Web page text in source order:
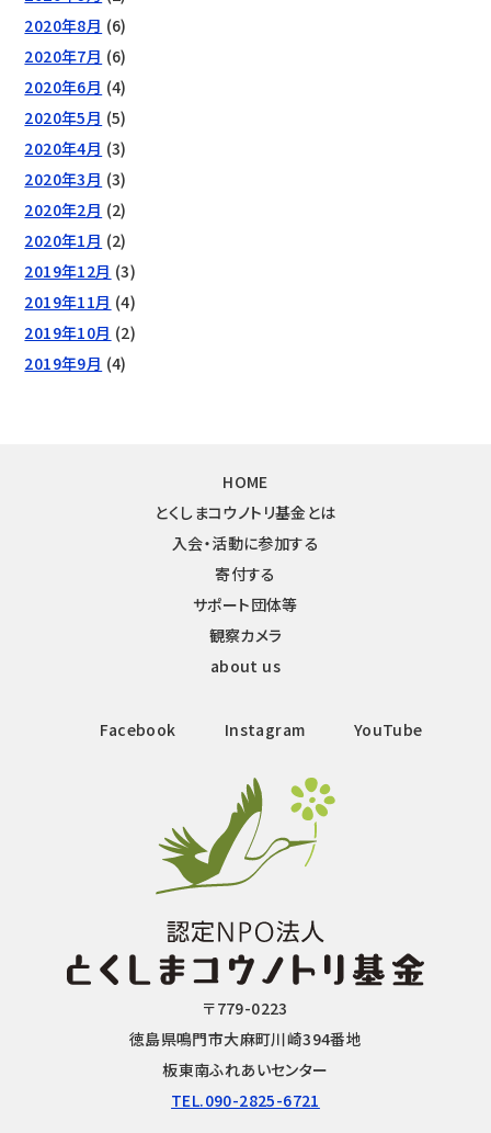
2020年8月 (6)
2020年7月 (6)
2020年6月 (4)
2020年5月 (5)
2020年4月 (3)
2020年3月 (3)
2020年2月 (2)
2020年1月 (2)
2019年12月 (3)
2019年11月 (4)
2019年10月 (2)
2019年9月 (4)
HOME
とくしまコウノトリ基金とは
入会・活動に参加する
寄付する
サポート団体等
観察カメラ
about us
Facebook Instagram YouTube
〒779-0223
徳島県鳴門市大麻町川崎394番地
板東南ふれあいセンター
TEL.090-2825-6721